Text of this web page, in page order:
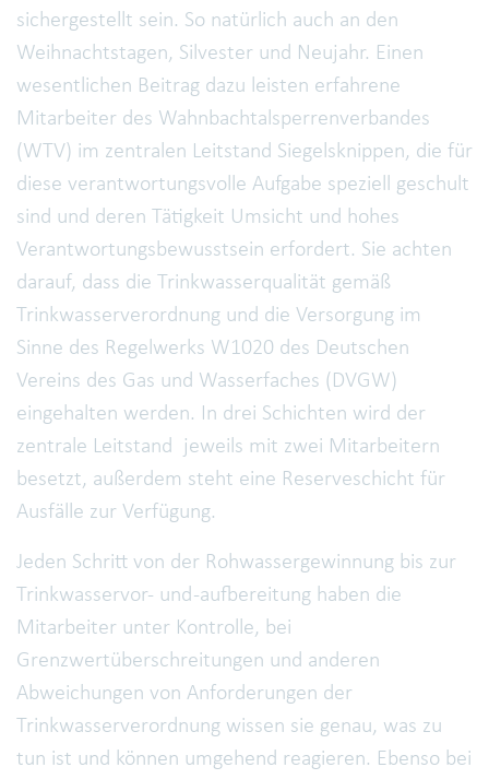
sichergestellt sein. So natürlich auch an den
Weihnachtstagen, Silvester und Neujahr. Einen
wesentlichen Beitrag dazu leisten erfahrene
Mitarbeiter des Wahnbachtalsperrenverbandes
(WTV) im zentralen Leitstand Siegelsknippen, die für
diese verantwortungsvolle Aufgabe speziell geschult
sind und deren Tätigkeit Umsicht und hohes
Verantwortungsbewusstsein erfordert. Sie achten
darauf, dass die Trinkwasserqualität gemäß
Trinkwasserverordnung und die Versorgung im
Sinne des Regelwerks W1020 des Deutschen
Vereins des Gas und Wasserfaches (DVGW)
eingehalten werden. In drei Schichten wird der
zentrale Leitstand jeweils mit zwei Mitarbeitern
besetzt, außerdem steht eine Reserveschicht für
Ausfälle zur Verfügung.
Jeden Schritt von der Rohwassergewinnung bis zur
Trinkwasservor- und -aufbereitung haben die
Mitarbeiter unter Kontrolle, bei
Grenzwertüberschreitungen und anderen
Abweichungen von Anforderungen der
Trinkwasserverordnung wissen sie genau, was zu
tun ist und können umgehend reagieren. Ebenso bei